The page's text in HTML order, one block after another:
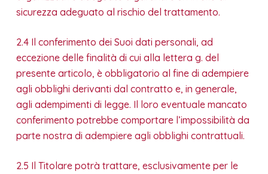
sicurezza adeguato al rischio del trattamento.
2.4 Il conferimento dei Suoi dati personali, ad
eccezione delle finalità di cui alla lettera g. del
presente articolo, è obbligatorio al fine di adempiere
agli obblighi derivanti dal contratto e, in generale,
agli adempimenti di legge. Il loro eventuale mancato
conferimento potrebbe comportare l’impossibilità da
parte nostra di adempiere agli obblighi contrattuali.
2.5 Il Titolare potrà trattare, esclusivamente per le